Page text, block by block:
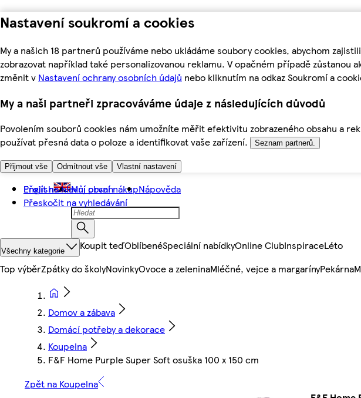
Nastavení soukromí a cookies
My a našich 18 partnerů používáme nebo ukládáme soubory cookies, abychom
zobrazovat například také personalizovanou reklamu. V opačném případě
změnit v Nastavení ochrany osobních údajů nebo kliknutím na odkaz Soukromí a
My a naši partneři zpracováváme údaje z následujících důvodů
Povolením souborů cookies nám umožníte měřit efektivitu zobrazeného obsahu a
používat přesná data o poloze a identifikovat vaše zařízení.
Seznam partnerů.
Přijmout vše Odmítnout vše Vlastní nastavení
Přejít na hlavní obsah
Přeskočit na vyhledávání
English Můj první nákupNápověda
Všechny kategorie Koupit teďOblíbenéSpeciální nabídkyOnline ClubInspiraceLéto
Top výběrZpátky do školyNovinkyOvoce a zeleninaMléčné, vejce a margarínyPekárna
Domov a zábava
Domácí potřeby a dekorace
Koupelna
F&F Home Purple Super Soft osuška 100 x 150 cm
Zpět na Koupelna